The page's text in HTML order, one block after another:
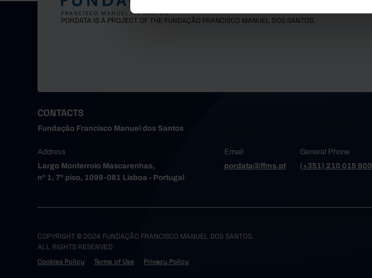
PORDATA IS A PROJECT OF THE FUNDAÇÃO FRANCISCO MANUEL DOS SANTOS.
CONTACTS
Fundação Francisco Manuel dos Santos
Address
Largo Monterroio Mascarenhas,
nº 1, 7º piso, 1099-081 Lisboa - Portugal
Email
pordata@ffms.pt
General Phone
(+351) 210 015 800
COPYRIGHT © 2024 FUNDAÇÃO FRANCISCO MANUEL DOS SANTOS.
ALL RIGHTS RESERVED
Cookies Policy Terms of Use Privacy Policy